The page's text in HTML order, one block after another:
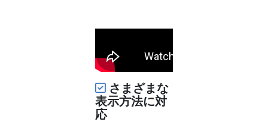
さまざまな
表示方法に対
応